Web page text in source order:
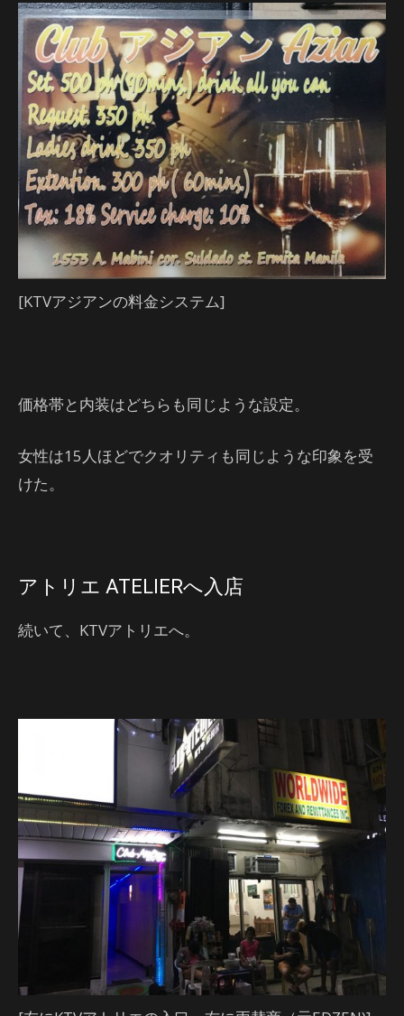
[KTVアジアンの料金システム]
価格帯と内装はどちらも同じような設定。
女性は15人ほどでクオリティも同じような印象を受
けた。
アトリエ ATELIERへ入店
続いて、KTVアトリエへ。